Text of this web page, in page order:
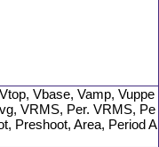
Vbase, Vamp, Vuppe
VRMS, Per. VRMS, Pe
Preshoot, Area, Period A